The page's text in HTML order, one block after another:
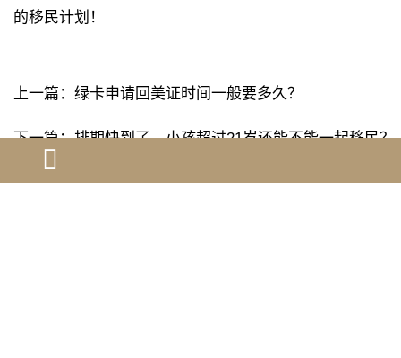
的移民计划！
上一篇： 绿卡申请回美证时间一般要多久？
下一篇：排期快到了，小孩超过21岁还能不能一起移民？